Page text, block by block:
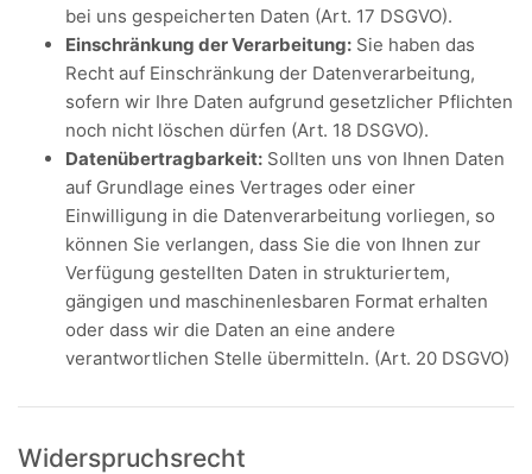
bei uns gespeicherten Daten (Art. 17 DSGVO).
Einschränkung der Verarbeitung: Sie haben das
Recht auf Einschränkung der Datenverarbeitung,
sofern wir Ihre Daten aufgrund gesetzlicher Pflichten
noch nicht löschen dürfen (Art. 18 DSGVO).
Datenübertragbarkeit: Sollten uns von Ihnen Daten
auf Grundlage eines Vertrages oder einer
Einwilligung in die Datenverarbeitung vorliegen, so
können Sie verlangen, dass Sie die von Ihnen zur
Verfügung gestellten Daten in strukturiertem,
gängigen und maschinenlesbaren Format erhalten
oder dass wir die Daten an eine andere
verantwortlichen Stelle übermitteln. (Art. 20 DSGVO)
Widerspruchsrecht